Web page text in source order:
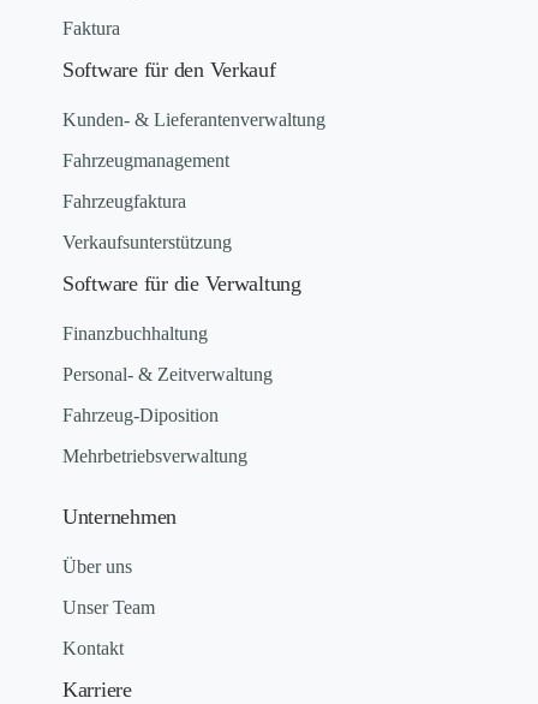
Faktura
Software für den Verkauf
Kunden- & Lieferantenverwaltung
Fahrzeugmanagement
Fahrzeugfaktura
Verkaufsunterstützung
Software für die Verwaltung
Finanzbuchhaltung
Personal- & Zeitverwaltung
Fahrzeug-Diposition
Mehrbetriebsverwaltung
Unternehmen
Über uns
Unser Team
Kontakt
Karriere